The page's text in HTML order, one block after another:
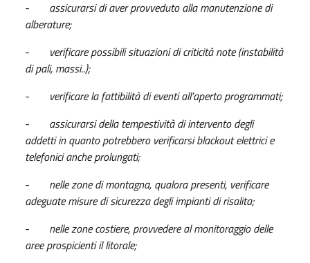
- assicurarsi di aver provveduto alla manutenzione di
alberature;
- verificare possibili situazioni di criticità note (instabilità
di pali, massi..);
- verificare la fattibilità di eventi all’aperto programmati;
- assicurarsi della tempestività di intervento degli
addetti in quanto potrebbero verificarsi blackout elettrici e
telefonici anche prolungati;
- nelle zone di montagna, qualora presenti, verificare
adeguate misure di sicurezza degli impianti di risalita;
- nelle zone costiere, provvedere al monitoraggio delle
aree prospicienti il litorale;